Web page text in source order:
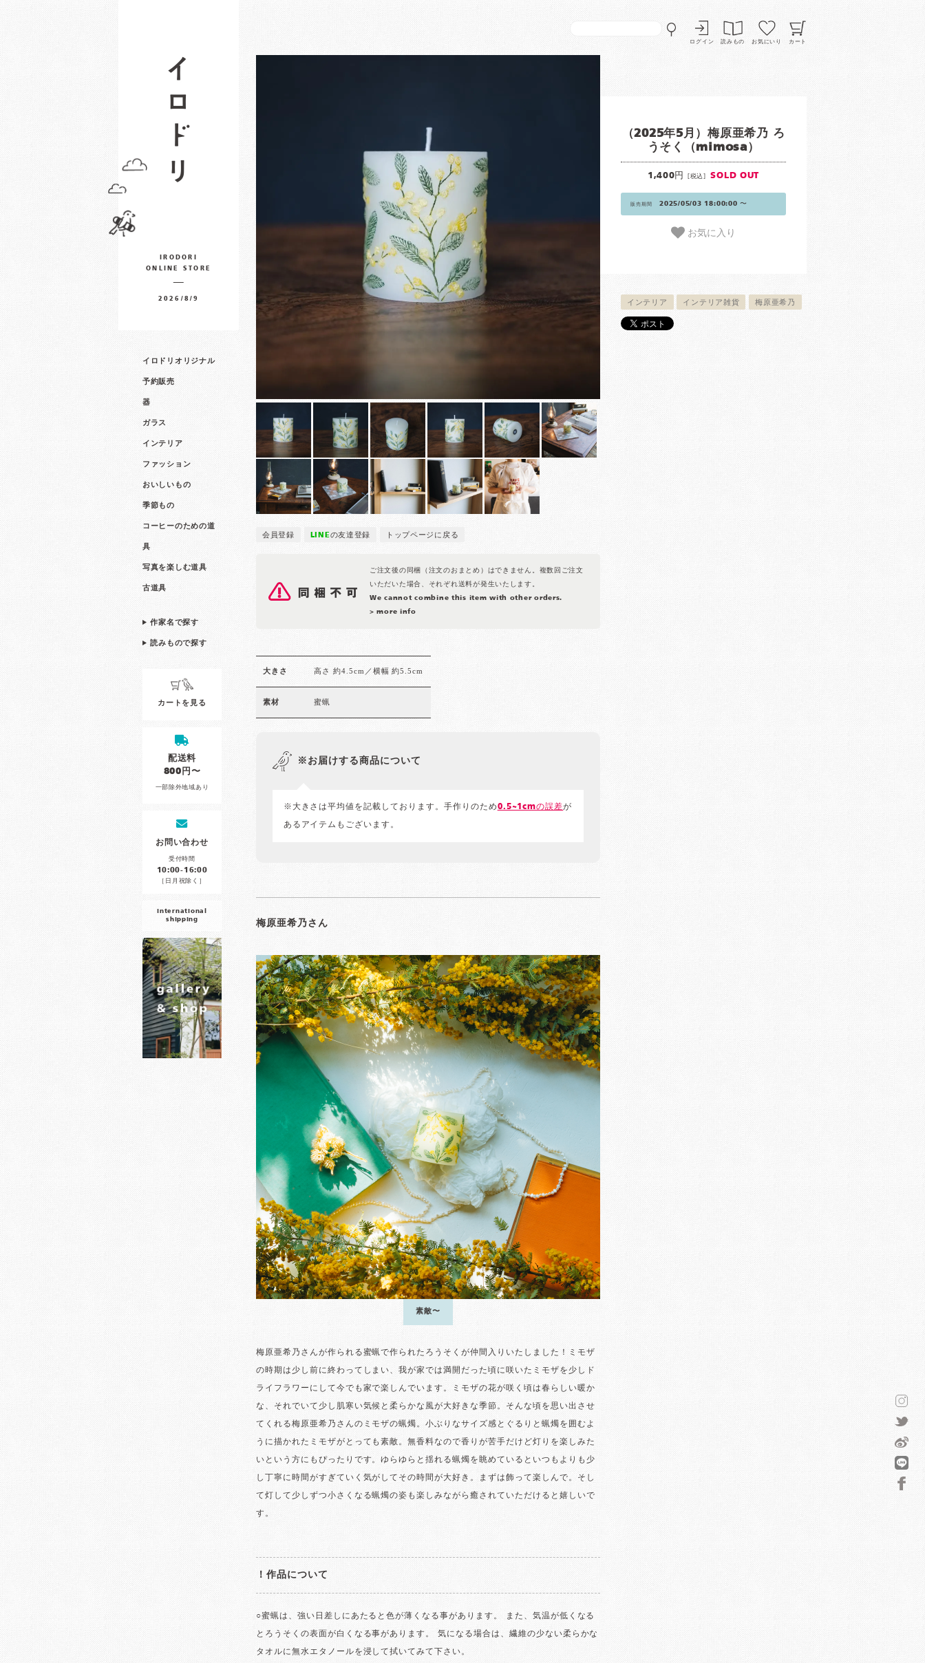
ログイン 読みもの お気にいり カート
IRODORI
ONLINE STORE
2026/8/9
イロドリオリジナル
予約販売
器
ガラス
インテリア
ファッション
おいしいもの
季節もの
コーヒーのための道
具
写真を楽しむ道具
古道具
作家名で探す
読みもので探す
カートを見る
配送料
800円〜
一部除外地域あり
お問い合わせ
受付時間
10:00-16:00
［日月祝除く］
international
shipping
会員登録 LINEの友達登録 トップページに戻る
ご注文後の同梱（注文のおまとめ）はできません。複数回ご注文
いただいた場合、それぞれ送料が発生いたします。
We cannot combine this item with other orders.
> more info
（2025年5月）梅原亜希乃 ろ
うそく（mimosa）
1,400円 [税込] SOLD OUT
販売期間 2025/05/03 18:00:00 〜
お気に入り
インテリア インテリア雑貨 梅原亜希乃
大きさ 高さ 約4.5cm／横幅 約5.5cm
素材 蜜蝋
※お届けする商品について
※大きさは平均値を記載しております。手作りのため0.5~1cmの誤差が
あるアイテムもございます。
梅原亜希乃さん
素敵〜
梅原亜希乃さんが作られる蜜蝋で作られたろうそくが仲間入りいたしました！ミモザ
の時期は少し前に終わってしまい、我が家では満開だった頃に咲いたミモザを少しド
ライフラワーにして今でも家で楽しんでいます。ミモザの花が咲く頃は春らしい暖か
な、それでいて少し肌寒い気候と柔らかな風が大好きな季節。そんな頃を思い出させ
てくれる梅原亜希乃さんのミモザの蝋燭。小ぶりなサイズ感とぐるりと蝋燭を囲むよ
うに描かれたミモザがとっても素敵。無香料なので香りが苦手だけど灯りを楽しみた
いという方にもぴったりです。ゆらゆらと揺れる蝋燭を眺めているといつもよりも少
し丁寧に時間がすぎていく気がしてその時間が大好き。まずは飾って楽しんで。そし
て灯して少しずつ小さくなる蝋燭の姿も楽しみながら癒されていただけると嬉しいで
す。
！作品について
○蜜蝋は、強い日差しにあたると色が薄くなる事があります。 また、気温が低くなる
とろうそくの表面が白くなる事があります。 気になる場合は、繊維の少ない柔らかな
タオルに無水エタノールを浸して拭いてみて下さい。